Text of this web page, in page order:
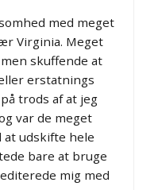
med meget
Virginia. Meget
skuffende at
erstatnings
trods af at jeg
var de meget
at udskifte hele
bare at bruge
mig med